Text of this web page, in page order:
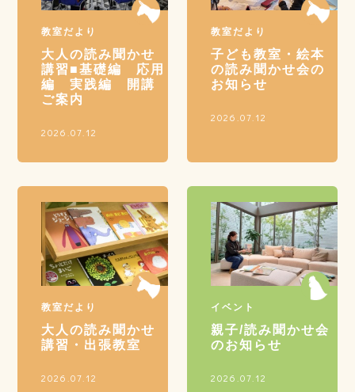
教室だより
大人の読み聞かせ
講習■基礎編 応用
編 実践編 開講
ご案内
2026.07.12
教室だより
子ども教室・絵本
の読み聞かせ会の
お知らせ
2026.07.12
教室だより
大人の読み聞かせ
講習・出張教室
2026.07.12
イベント
親子/読み聞かせ会
のお知らせ
2026.07.12